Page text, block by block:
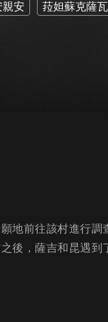
親安 菈妲蘇克薩
地前往該村進行
後，薩吉和昆遇